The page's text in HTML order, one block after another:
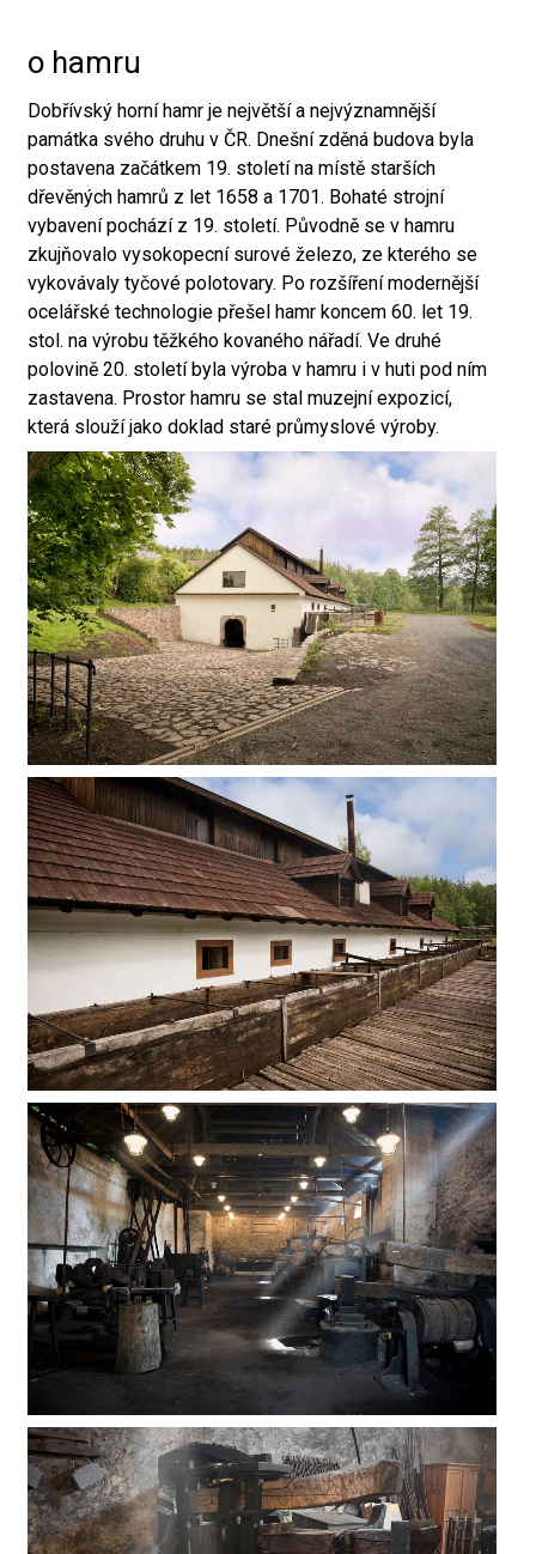
o hamru
Dobřívský horní hamr je největší a nejvýznamnější
památka svého druhu v ČR. Dnešní zděná budova byla
postavena začátkem 19. století na místě starších
dřevěných hamrů z let 1658 a 1701. Bohaté strojní
vybavení pochází z 19. století. Původně se v hamru
zkujňovalo vysokopecní surové železo, ze kterého se
vykovávaly tyčové polotovary. Po rozšíření modernější
ocelářské technologie přešel hamr koncem 60. let 19.
stol. na výrobu těžkého kovaného nářadí. Ve druhé
polovině 20. století byla výroba v hamru i v huti pod ním
zastavena. Prostor hamru se stal muzejní expozicí,
která slouží jako doklad staré průmyslové výroby.